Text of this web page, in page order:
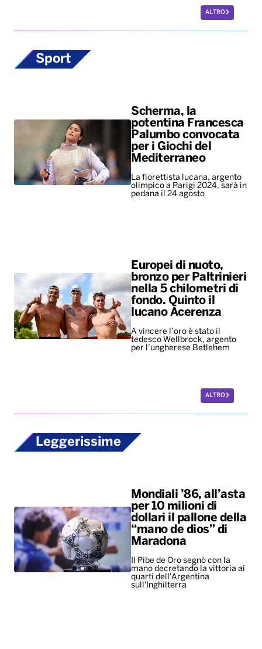
ALTRO
Sport
Scherma, la
potentina Francesca
Palumbo convocata
per i Giochi del
Mediterraneo
La fiorettista lucana, argento
olimpico a Parigi 2024, sarà in
pedana il 24 agosto
Europei di nuoto,
bronzo per Paltrinieri
nella 5 chilometri di
fondo. Quinto il
lucano Acerenza
A vincere l’oro è stato il
tedesco Wellbrock, argento
per l’ungherese Betlehem
ALTRO
Leggerissime
Mondiali ’86, all’asta
per 10 milioni di
dollari il pallone della
“mano de dios” di
Maradona
Il Pibe de Oro segnò con la
mano decretando la vittoria ai
quarti dell'Argentina
sull'Inghilterra